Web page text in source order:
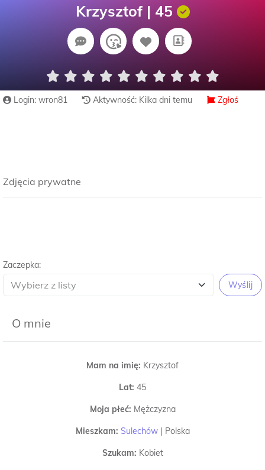
Krzysztof | 45
Login: wron81 Aktywność: Kilka dni temu Zgłoś
Zdjęcia prywatne
Zaczepka:
Wyślij
O mnie
Mam na imię: Krzysztof
Lat: 45
Moja płeć: Mężczyzna
Mieszkam: Sulechów| Polska
Szukam: Kobiet